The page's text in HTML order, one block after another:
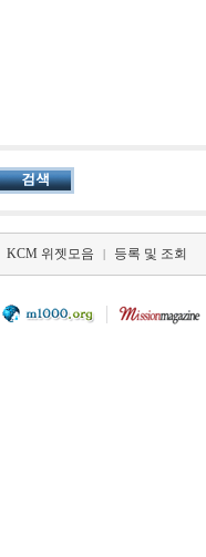
KCM 위젯모음 | 등록 및 조회